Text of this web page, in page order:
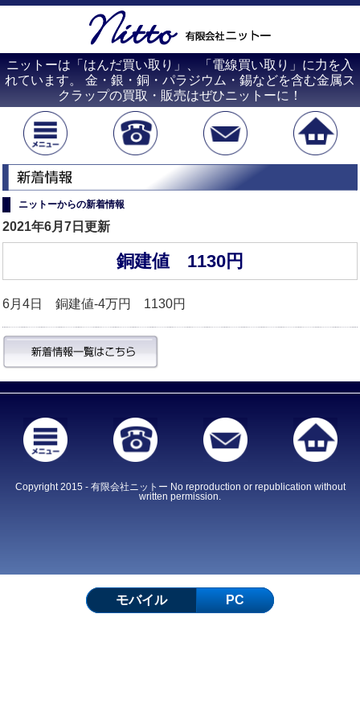
ニットーは「はんだ買い取り」、「電線買い取り」に力を入
れています。 金・銀・銅・パラジウム・錫などを含む金属ス
クラップの買取・販売はぜひニットーに！
ニットーからの新着情報
2021年6月7日更新
銅建値 1130円
6月4日 銅建値-4万円 1130円
Copyright 2015 - 有限会社ニットー No reproduction or republication without
written permission.
モバイル PC